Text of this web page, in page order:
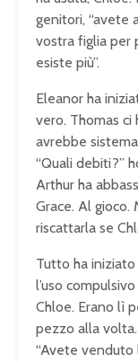
genitori, “avete
vostra figlia per
esiste più”.
Eleanor ha
vero. Thomas
avrebbe
“Quali debiti?”
Arthur ha
Grace. Al gioco.
riscattarla se
Tutto ha
l’uso
Chloe. Erano lì
pezzo alla volta.
“Avete venduto